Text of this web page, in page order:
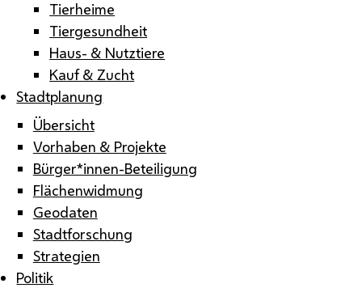
Tierheime
Tiergesundheit
Haus- & Nutztiere
Kauf & Zucht
Stadtplanung
Übersicht
Vorhaben & Projekte
Bürger*innen-Beteiligung
Flächenwidmung
Geodaten
Stadtforschung
Strategien
Politik